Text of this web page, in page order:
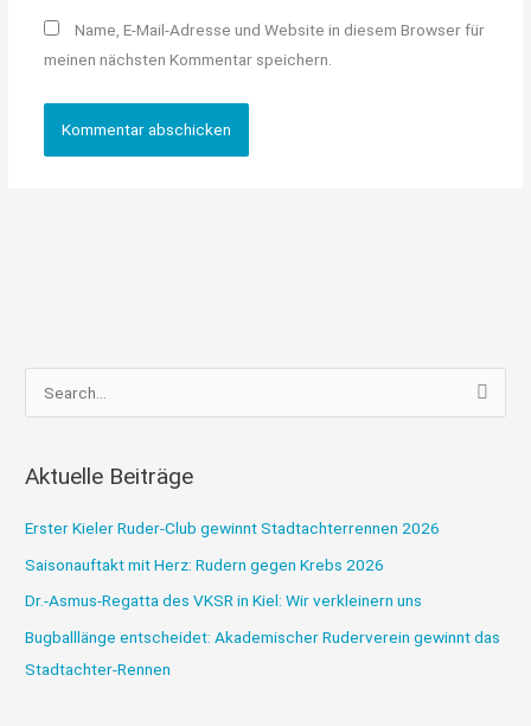
Name, E-Mail-Adresse und Website in diesem Browser für
meinen nächsten Kommentar speichern.
u
h
n
a
c
h
Aktuelle Beiträge
Erster Kieler Ruder-Club gewinnt Stadtachterrennen 2026
Saisonauftakt mit Herz: Rudern gegen Krebs 2026
Dr.-Asmus-Regatta des VKSR in Kiel: Wir verkleinern uns
Bugballlänge entscheidet: Akademischer Ruderverein gewinnt das
Stadtachter-Rennen